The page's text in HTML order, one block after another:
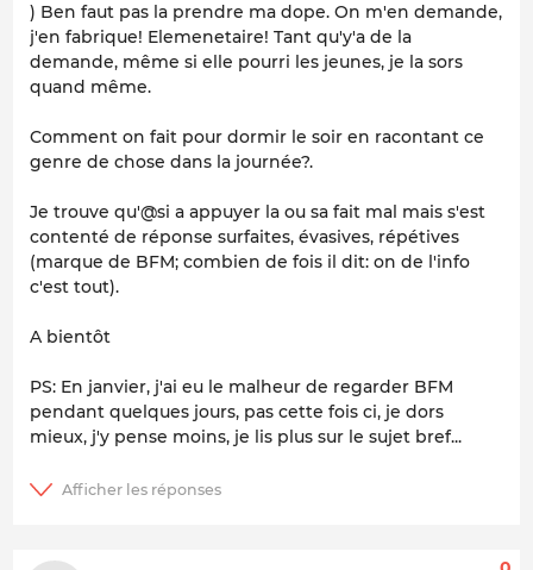
) Ben faut pas la prendre ma dope. On m'en demande,
j'en fabrique! Elemenetaire! Tant qu'y'a de la
demande, même si elle pourri les jeunes, je la sors
quand même.
Comment on fait pour dormir le soir en racontant ce
genre de chose dans la journée?.
Je trouve qu'@si a appuyer la ou sa fait mal mais s'est
contenté de réponse surfaites, évasives, répétives
(marque de BFM; combien de fois il dit: on de l'info
c'est tout).
A bientôt
PS: En janvier, j'ai eu le malheur de regarder BFM
pendant quelques jours, pas cette fois ci, je dors
mieux, j'y pense moins, je lis plus sur le sujet bref...